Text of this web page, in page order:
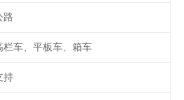
路
栏车、平板车、箱车
持